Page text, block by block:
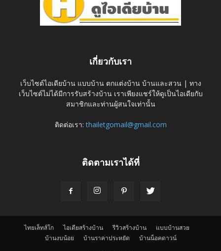
เกี่ยวกับเรา
เว็บไซต์ไอเดียบ้าน แบบบ้าน ตกแต่งบ้าน บ้านและสวน | ทาง
เว็บไซต์ไม่ได้มีการรับสร้างบ้าน เราเพียงแชร์ให้ดูเป็นไอเดียกับ
สมาชิกและท่านผู้สนใจเท่านั้น
ติดต่อเรา:thailetgomail@gmail.com
ติดตามเราได้ที่
ไทยเล็ทส์โก ไอเดียสร้างบ้าน รีวิวสร้างบ้าน
แบบบ้านสวย
บ้านงบน้อย
บ้านราคาประหยัด บ้านน็อคดาวน์